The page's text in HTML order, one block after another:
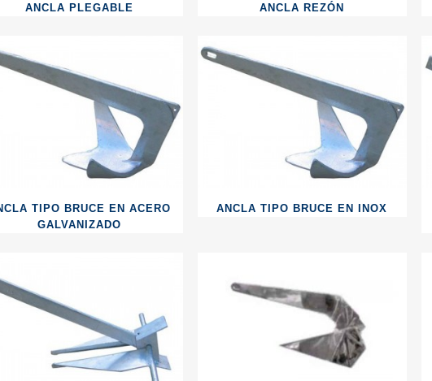
ANCLA PLEGABLE ANCLA REZÓN
TIPO BRUCE EN ACERO
GALVANIZADO
ANCLA TIPO BRUCE EN INOX